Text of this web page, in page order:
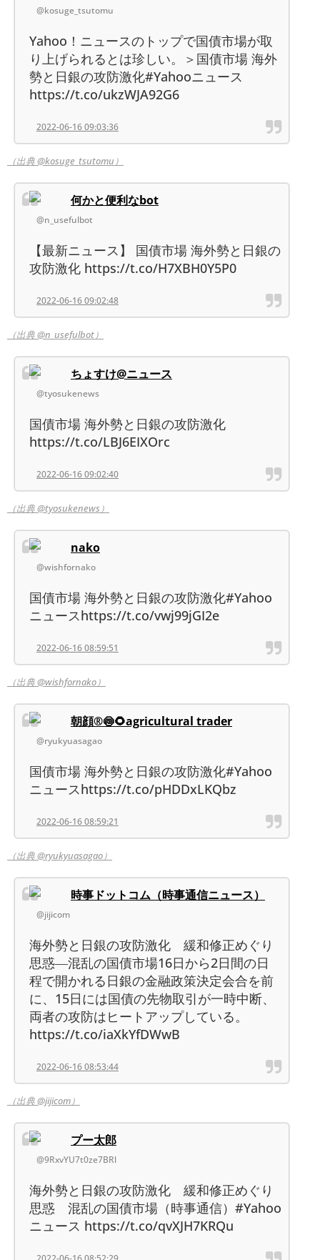
@kosuge_tsutomu
Yahoo！ニュースのトップで国債市場が取
り上げられるとは珍しい。＞国債市場 海外
勢と日銀の攻防激化#Yahooニュース
https://t.co/ukzWJA92G6
2022-06-16 09:03:36
（出典 @kosuge_tsutomu）
何かと便利なbot
@n_usefulbot
【最新ニュース】 国債市場 海外勢と日銀の
攻防激化 https://t.co/H7XBH0Y5P0
2022-06-16 09:02:48
（出典 @n_usefulbot）
ちょすけ@ニュース
@tyosukenews
国債市場 海外勢と日銀の攻防激化
https://t.co/LBJ6EIXOrc
2022-06-16 09:02:40
（出典 @tyosukenews）
nako
@wishfornako
国債市場 海外勢と日銀の攻防激化#Yahoo
ニュースhttps://t.co/vwj99jGI2e
2022-06-16 08:59:51
（出典 @wishfornako）
朝顔®︎🍥🌻agricultural trader
@ryukyuasagao
国債市場 海外勢と日銀の攻防激化#Yahoo
ニュースhttps://t.co/pHDDxLKQbz
2022-06-16 08:59:21
（出典 @ryukyuasagao）
時事ドットコム（時事通信ニュース）
@jijicom
海外勢と日銀の攻防激化 緩和修正めぐり
思惑―混乱の国債市場16日から2日間の日
程で開かれる日銀の金融政策決定会合を前
に、15日には国債の先物取引が一時中断、
両者の攻防はヒートアップしている。
https://t.co/iaXkYfDWwB
2022-06-16 08:53:44
（出典 @jijicom）
プー太郎
@9RxvYU7t0ze7BRl
海外勢と日銀の攻防激化 緩和修正めぐり
思惑 混乱の国債市場（時事通信）#Yahoo
ニュース https://t.co/qvXJH7KRQu